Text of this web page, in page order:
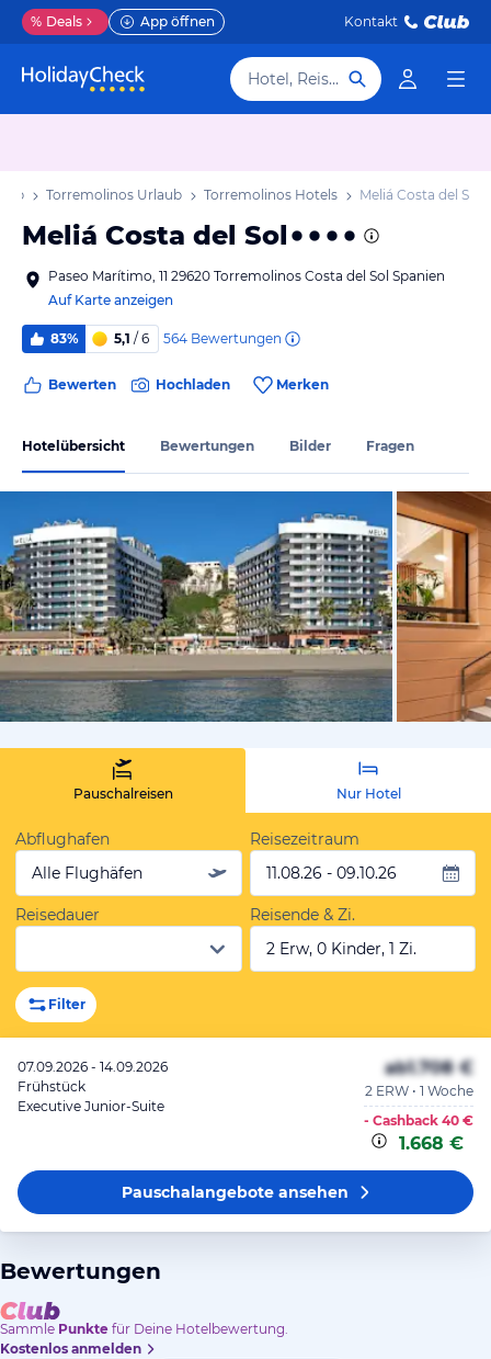
% Deals App öffnen Kontakt
Hotel, Reiseziel
Torremolinos Urlaub Torremolinos Hotels Meliá Costa del Sol
Meliá Costa del Sol
Paseo Marítimo, 11 29620 Torremolinos Costa del Sol Spanien
Auf Karte anzeigen
83% 5,1 / 6 564 Bewertungen
Bewerten Hochladen Merken
Hotelübersicht Bewertungen Bilder Fragen
vom
Pauschalreisen Nur Hotel
Abflughafen
Alle Flughäfen
Reisezeitraum
11.08.26 - 09.10.26
Reisedauer
Reisende & Zi.
2 Erw, 0 Kinder, 1 Zi.
Filter
07.09.2026 - 14.09.2026
Frühstück
Executive Junior-Suite
ab1.708 €
2 ERW • 1 Woche
- Cashback 40 €
1.668 €
Pauschalangeboteansehen
Bewertungen
Sammle Punkte für Deine Hotelbewertung.
Kostenlos anmelden